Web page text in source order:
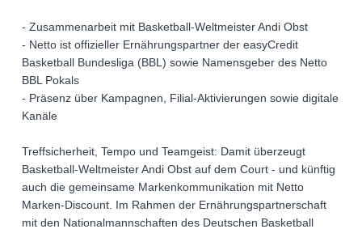
- Zusammenarbeit mit Basketball-Weltmeister Andi Obst
- Netto ist offizieller Ernährungspartner der easyCredit
Basketball Bundesliga (BBL) sowie Namensgeber des Netto
BBL Pokals
- Präsenz über Kampagnen, Filial-Aktivierungen sowie digitale
Kanäle
Treffsicherheit, Tempo und Teamgeist: Damit überzeugt
Basketball-Weltmeister Andi Obst auf dem Court - und künftig
auch die gemeinsame Markenkommunikation mit Netto
Marken-Discount. Im Rahmen der Ernährungspartnerschaft
mit den Nationalmannschaften des Deutschen Basketball